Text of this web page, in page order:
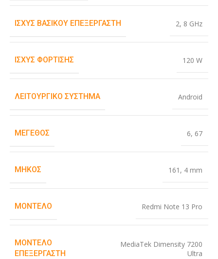
ΙΣΧΎΣ ΒΑΣΙΚΟΎ ΕΠΕΞΕΡΓΑΣΤΉ 2, 8 GHz
ΙΣΧΎΣ ΦΌΡΤΙΣΗΣ 120 W
ΛΕΙΤΟΥΡΓΙΚΌ ΣΎΣΤΗΜΑ Android
ΜΈΓΕΘΟΣ 6, 67
ΜΉΚΟΣ 161 , 4 mm
ΜΟΝΤΈΛΟ Redmi Note 13 Pro
ΜΟΝΤΈΛΟ
ΕΠΕΞΕΡΓΑΣΤΉ
MediaTek Dimensity 7200
Ultra